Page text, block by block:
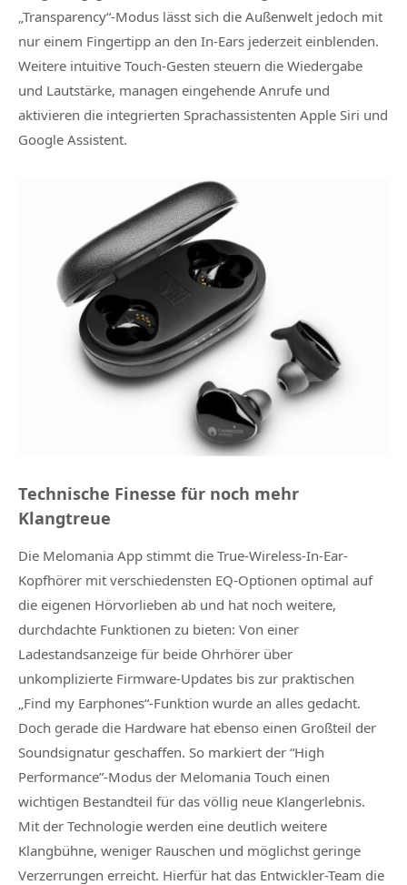
„Transparency“-Modus lässt sich die Außenwelt jedoch mit
nur einem Fingertipp an den In-Ears jederzeit einblenden.
Weitere intuitive Touch-Gesten steuern die Wiedergabe
und Lautstärke, managen eingehende Anrufe und
aktivieren die integrierten Sprachassistenten Apple Siri und
Google Assistent.
Technische Finesse für noch mehr
Klangtreue
Die Melomania App stimmt die True-Wireless-In-Ear-
Kopfhörer mit verschiedensten EQ-Optionen optimal auf
die eigenen Hörvorlieben ab und hat noch weitere,
durchdachte Funktionen zu bieten: Von einer
Ladestandsanzeige für beide Ohrhörer über
unkomplizierte Firmware-Updates bis zur praktischen
„Find my Earphones“-Funktion wurde an alles gedacht.
Doch gerade die Hardware hat ebenso einen Großteil der
Soundsignatur geschaffen. So markiert der “High
Performance”-Modus der Melomania Touch einen
wichtigen Bestandteil für das völlig neue Klangerlebnis.
Mit der Technologie werden eine deutlich weitere
Klangbühne, weniger Rauschen und möglichst geringe
Verzerrungen erreicht. Hierfür hat das Entwickler-Team die